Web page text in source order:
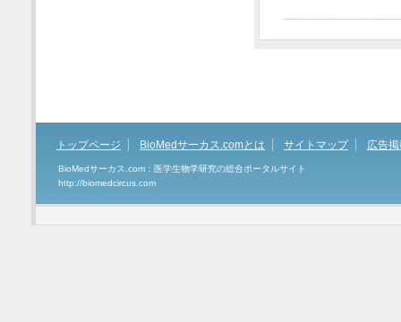
トップページ BioMedサーカス.comとは サイトマップ 広告
BioMedサーカス.com：医学生物学研究の総合ポータルサイト
http://biomedcircus.com